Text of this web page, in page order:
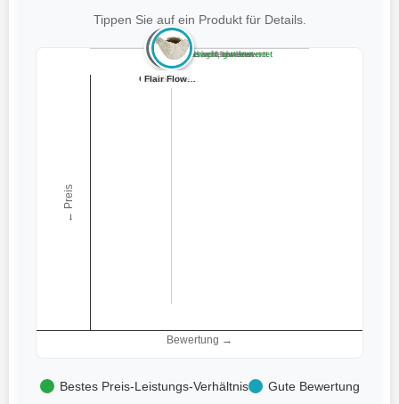
Tippen Sie auf ein Produkt für Details.
Bewertung →
← Preis
Teuer, gut bewertet
Teuer, schlecht bewertet
Preiswert, gut bewertet
Preiswert, schlecht bewertet
Oairse 2er-Set ...Omtofo 12.5cm K...
Flair Flower Ze...
Bestes Preis-Leistungs-Verhältnis
Gute Bewertung